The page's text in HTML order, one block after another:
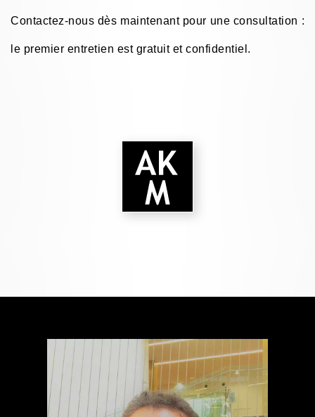
Contactez-nous dès maintenant pour une consultation :
le premier entretien est gratuit et confidentiel.